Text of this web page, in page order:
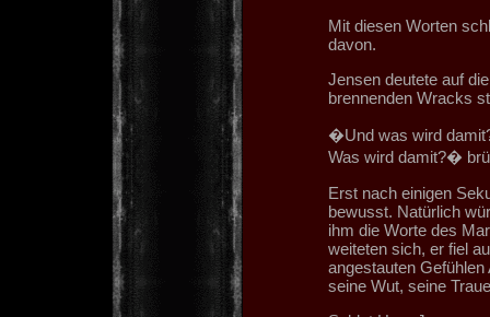
Mit diesen Worten
davon.
Jensen deutete auf
brennenden Wracks
�Und was wird
Was wird damit?�
Erst nach einigen
bewusst. Natürlich
ihm die Worte des
weiteten sich, er fiel
angestauten
seine Wut, seine